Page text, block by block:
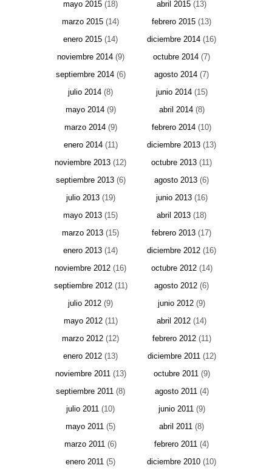
mayo 2015 (18) abril 2015 (13)
marzo 2015 (14) febrero 2015 (13)
enero 2015 (14) diciembre 2014 (16)
noviembre 2014(9) octubre 2014 (7)
septiembre 2014(6) agosto 2014 (7)
julio 2014 (8) junio 2014(15)
mayo 2014(9) abril 2014(8)
marzo 2014(9) febrero 2014 (10)
enero 2014(11) diciembre 2013 (13)
noviembre 2013 (12) octubre 2013 (11)
septiembre 2013(6) agosto 2013 (6)
julio 2013(19) junio 2013(16)
mayo 2013 (15) abril 2013 (18)
marzo 2013 (15) febrero 2013 (17)
enero 2013 (14) diciembre 2012 (16)
noviembre 2012 (16) octubre 2012(14)
septiembre 2012(11) agosto 2012 (6)
julio 2012 (9) junio 2012 (9)
mayo 2012(11) abril 2012 (14)
marzo 2012 (12) febrero 2012(11)
enero 2012 (13) diciembre 2011(12)
noviembre 2011(13) octubre 2011(9)
septiembre 2011 (8) agosto 2011(4)
julio 2011 (10) junio 2011(9)
mayo 2011 (5) abril 2011 (8)
marzo 2011 (6) febrero 2011 (4)
enero 2011 (5) diciembre 2010 (10)